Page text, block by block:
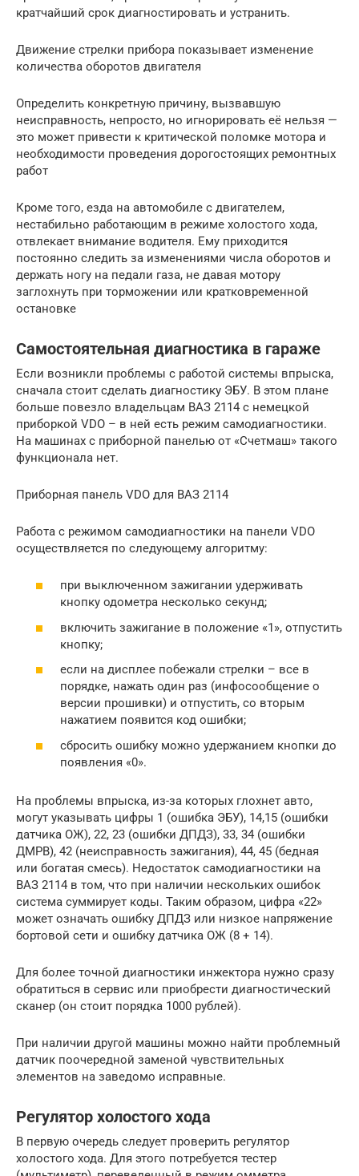
кратчайший срок диагностировать и устранить.
Движение стрелки прибора показывает изменение
количества оборотов двигателя
Определить конкретную причину, вызвавшую
неисправность, непросто, но игнорировать её нельзя —
это может привести к критической поломке мотора и
необходимости проведения дорогостоящих ремонтных
работ
Кроме того, езда на автомобиле с двигателем,
нестабильно работающим в режиме холостого хода,
отвлекает внимание водителя. Ему приходится
постоянно следить за изменениями числа оборотов и
держать ногу на педали газа, не давая мотору
заглохнуть при торможении или кратковременной
остановке
Самостоятельная диагностика в гараже
Если возникли проблемы с работой системы впрыска,
сначала стоит сделать диагностику ЭБУ. В этом плане
больше повезло владельцам ВАЗ 2114 с немецкой
приборкой VDO – в ней есть режим самодиагностики.
На машинах с приборной панелью от «Счетмаш» такого
функционала нет.
Приборная панель VDO для ВАЗ 2114
Работа с режимом самодиагностики на панели VDO
осуществляется по следующему алгоритму:
при выключенном зажигании удерживать
кнопку одометра несколько секунд;
включить зажигание в положение «1», отпустить
кнопку;
если на дисплее побежали стрелки – все в
порядке, нажать один раз (инфосообщение о
версии прошивки) и отпустить, со вторым
нажатием появится код ошибки;
сбросить ошибку можно удержанием кнопки до
появления «0».
На проблемы впрыска, из-за которых глохнет авто,
могут указывать цифры 1 (ошибка ЭБУ), 14,15 (ошибки
датчика ОЖ), 22, 23 (ошибки ДПДЗ), 33, 34 (ошибки
ДМРВ), 42 (неисправность зажигания), 44, 45 (бедная
или богатая смесь). Недостаток самодиагностики на
ВАЗ 2114 в том, что при наличии нескольких ошибок
система суммирует коды. Таким образом, цифра «22»
может означать ошибку ДПДЗ или низкое напряжение
бортовой сети и ошибку датчика ОЖ (8 + 14).
Для более точной диагностики инжектора нужно сразу
обратиться в сервис или приобрести диагностический
сканер (он стоит порядка 1000 рублей).
При наличии другой машины можно найти проблемный
датчик поочередной заменой чувствительных
элементов на заведомо исправные.
Регулятор холостого хода
В первую очередь следует проверить регулятор
холостого хода. Для этого потребуется тестер